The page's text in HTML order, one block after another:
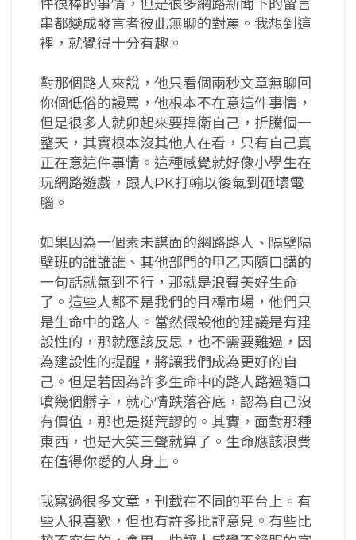
件很棒的事情，但是很多網路新聞下的留言
串都變成發言者彼此無聊的對罵。我想到這
裡，就覺得十分有趣。
對那個路人來說，他只看個兩秒文章無聊回
你個低俗的謾罵，他根本不在意這件事情，
但是很多人就卯起來要捍衛自己，折騰個一
整天，其實根本沒其他人在看，只有自己真
正在意這件事情。這種感覺就好像小學生在
玩網路遊戲，跟人PK打輸以後氣到砸壞電
腦。
如果因為一個素未謀面的網路路人、隔壁隔
壁班的誰誰誰、其他部門的甲乙丙隨口講的
一句話就氣到不行，那就是浪費美好生命
了。這些人都不是我們的目標市場，他們只
是生命中的路人。當然假設他的建議是有建
設性的，那就應該反思，也不需要難過，因
為建設性的提醒，將讓我們成為更好的自
己。但是若因為許多生命中的路人路過隨口
噴幾個髒字，就心情跌落谷底，認為自己沒
有價值，那也是挺荒謬的。其實，面對那種
東西，也是大笑三聲就算了。生命應該浪費
在值得你愛的人身上。
我寫過很多文章，刊載在不同的平台上。有
些人很喜歡，但也有許多批評意見。有些比